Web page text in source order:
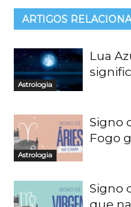
ARTIGOS
Astrologia
Lua
Astrologia
Signo
Fogo
Signo
que